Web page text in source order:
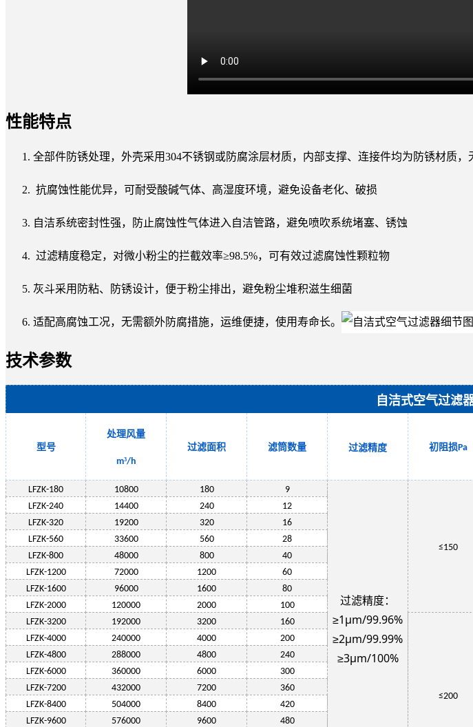
性能特点
全部件防锈处理，外壳采用304不锈钢或防腐涂层材质，内部支撑、连接件均为防锈材质，
抗腐蚀性能优异，可耐受酸碱气体、高湿度环境，避免设备老化、破损
自洁系统密封性强，防止腐蚀性气体进入自洁管路，避免喷吹系统堵塞、锈蚀
过滤精度稳定，对微小粉尘的拦截效率≥98.5%，可有效过滤腐蚀性颗粒物
灰斗采用防粘、防锈设计，便于粉尘排出，避免粉尘堆积滋生细菌
适配高腐蚀工况，无需额外防腐措施，运维便捷，使用寿命长。
技术参数
自洁式空气过滤
型号
处理风量
m³/h
过滤面积 滤筒数量 过滤精度 初阻损Pa
LFZK-180 10800 180 9
过滤精度：
≥1μm/99.96%
≥2μm/99.99%
≥3μm/100%
≤150
LFZK-240 14400 240 12
LFZK-320 19200 320 16
LFZK-560 33600 560 28
LFZK-800 48000 800 40
LFZK-1200 72000 1200 60
LFZK-1600 96000 1600 80
LFZK-2000 120000 2000 100
LFZK-3200 192000 3200 160
≤200
LFZK-4000 240000 4000 200
LFZK-4800 288000 4800 240
LFZK-6000 360000 6000 300
LFZK-7200 432000 7200 360
LFZK-8400 504000 8400 420
LFZK-9600 576000 9600 480